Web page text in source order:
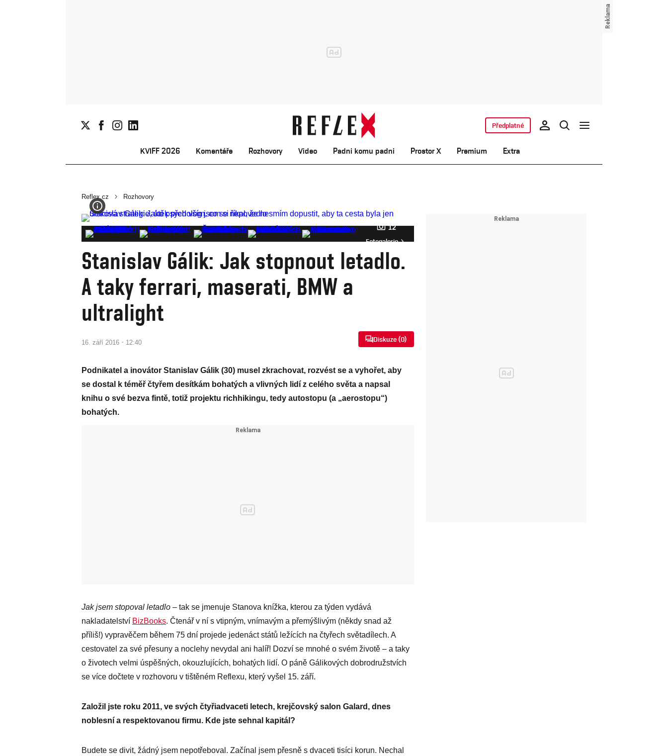
KVIFF 2026 Komentáře Rozhovory Video Padni komu padni Prostor X Premium Extra
Předplatné
Reflex.cz Rozhovory
12
Fotogalerie
Stanislav Gálik: Jak stopnout letadlo.
A taky ferrari, maserati, BMW a
ultralight
16. září 2016 · 12:40 Diskuze (0)
Podnikatel a inovátor Stanislav Gálik (30) musel zkrachovat, rozvést se a vyhořet, aby
se dostal k téměř čtyřem desítkám bohatých a vlivných lidí z celého světa a napsal
knihu o své bezva fintě, totiž projektu richhikingu, tedy autostopu (a „aerostopu“)
bohatých.
Jak jsem stopoval letadlo – tak se jmenuje Stanova knížka, kterou za týden vydává
nakladatelství BizBooks. Čtenář v ní s vtipným, vnímavým a přemýšlivým (někdy snad až
příliš!) vypravěčem během 75 dní projede jedenáct států ležících na čtyřech světadílech. A
cestovatel za své přesuny a noclehy nevydal ani halíř! Dozví se mnohé o svém životě – a taky
o životech velmi úspěšných, okouzlujících, bohatých lidí. O páně Gálikových dobrodružstvích
se více dočtete v rozhovoru v tištěném Reflexu, který vyšel 15. září.
Založil jste roku 2011, ve svých čtyřiadvaceti letech, krejčovský salon Galard, dnes
noblesní a respektovanou firmu. Kde jste sehnal kapitál?
Budete se divit, žádný jsem nepotřeboval. Začínal jsem přesně s dvaceti tisíci korun. Nechal